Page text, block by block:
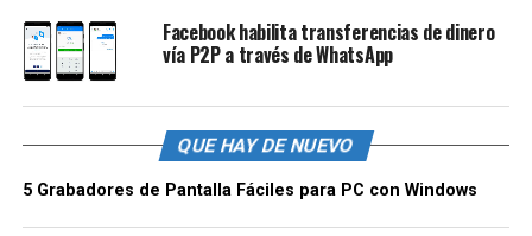
Facebook habilita transferencias de dinero
vía P2P a través de WhatsApp
QUE HAY DE NUEVO
5 Grabadores de Pantalla Fáciles para PC con Windows